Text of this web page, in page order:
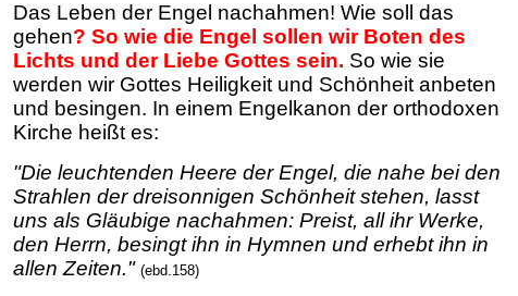
Das Leben der Engel nachahmen! Wie soll das
gehen? So wie die Engel sollen wir Boten des
Lichts und der Liebe Gottes sein. So wie sie
werden wir Gottes Heiligkeit und Schönheit anbeten
und besingen. In einem Engelkanon der orthodoxen
Kirche heißt es:
"Die leuchtenden Heere der Engel, die nahe bei den
Strahlen der dreisonnigen Schönheit stehen, lasst
uns als Gläubige nachahmen: Preist, all ihr Werke,
den Herrn, besingt ihn in Hymnen und erhebt ihn in
allen Zeiten." (ebd.158)